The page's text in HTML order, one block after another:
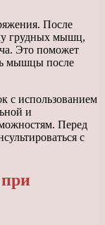
После
грудных мышц,
Это поможет
мышцы после
с использованием
и
Перед
с